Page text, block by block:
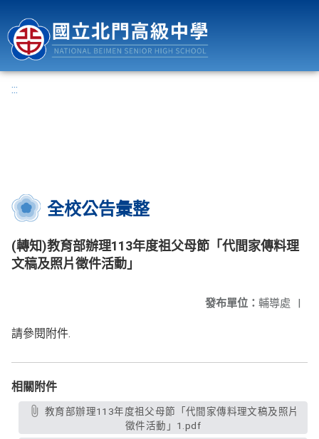
:::
全校公告彙整
(轉知)教育部辦理113年度祖父母節「代間家傳料理
文稿及照片徵件活動」
發布單位： 輔導處 |
請參閱附件.
相關附件
徵件活動」1.pdf